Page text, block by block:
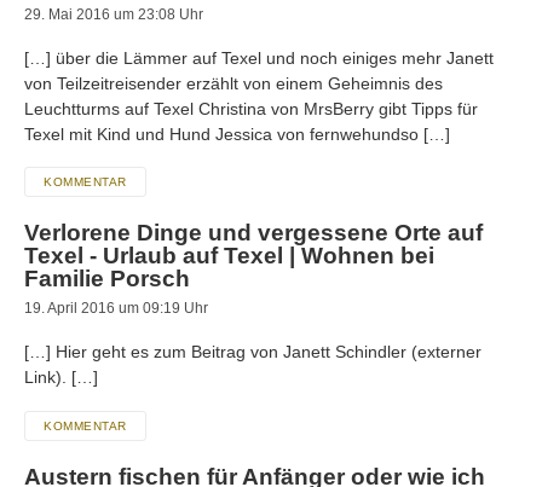
29. Mai 2016 um 23:08 Uhr
[…] über die Lämmer auf Texel und noch einiges mehr Janett
von Teilzeitreisender erzählt von einem Geheimnis des
Leuchtturms auf Texel Christina von MrsBerry gibt Tipps für
Texel mit Kind und Hund Jessica von fernwehundso […]
KOMMENTAR
Verlorene Dinge und vergessene Orte auf
Texel - Urlaub auf Texel | Wohnen bei
Familie Porsch
19. April 2016 um 09:19 Uhr
[…] Hier geht es zum Beitrag von Janett Schindler (externer
Link). […]
KOMMENTAR
Austern fischen für Anfänger oder wie ich